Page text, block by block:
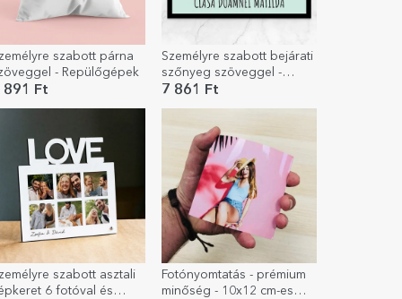
szabott párna
- Repülőgépek
891 Ft
Személyre szabott bejárati
szőnyeg szöveggel -
Iskola
7 861 Ft
szabott asztali
6 fotóval és
Fotónyomtatás - prémium
minőség - 10x12 cm-es